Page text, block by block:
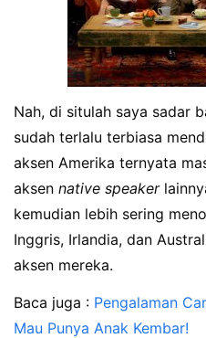
Nah, di situlah saya sadar
sudah terlalu terbiasa
aksen Amerika ternyata
aksen native speaker
kemudian lebih sering
Inggris, Irlandia, dan
aksen mereka.
Baca juga : Pengalaman
Mau Punya Anak Kembar!